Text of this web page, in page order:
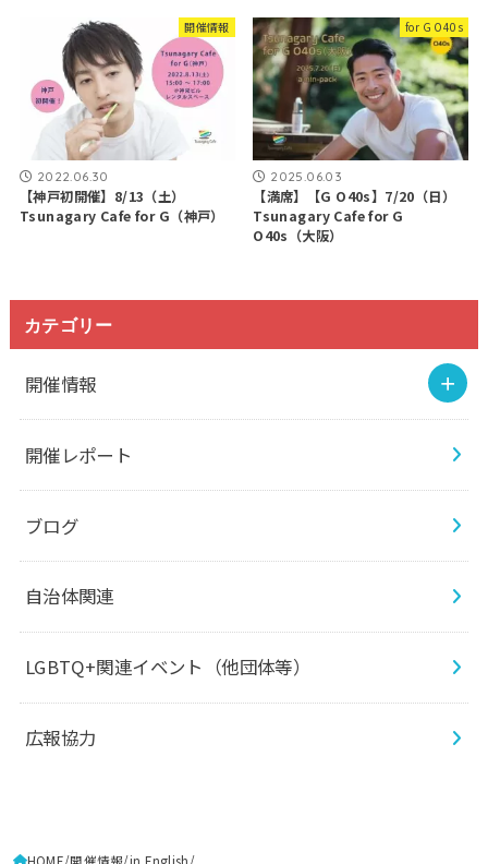
開催情報
2022.06.30
【神戸初開催】8/13（土）
Tsunagary Cafe for G（神戸）
for G O40s
2025.06.03
【満席】【G O40s】7/20（日）
Tsunagary Cafe for G
O40s（大阪）
カテゴリー
開催情報
開催レポート
ブログ
自治体関連
LGBTQ+関連イベント（他団体等）
広報協力